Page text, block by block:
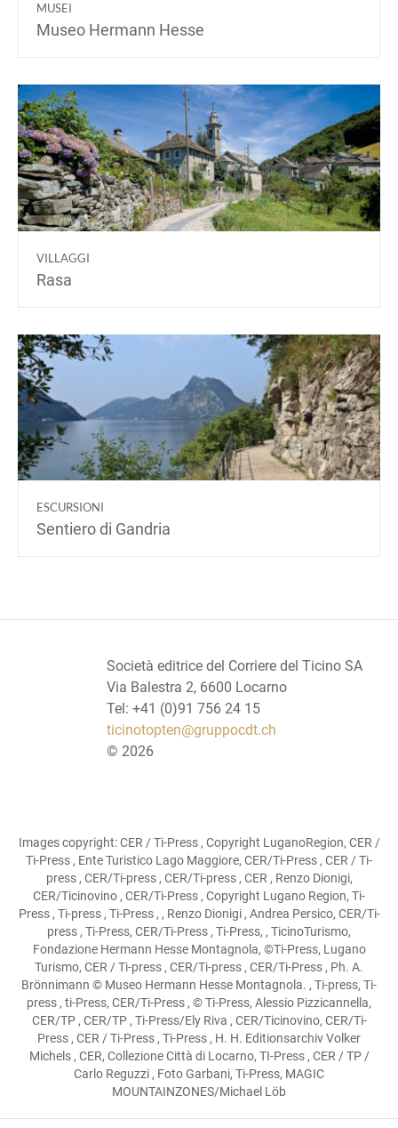
MUSEI
Museo Hermann Hesse
VILLAGGI
Rasa
ESCURSIONI
Sentiero di Gandria
Società editrice del Corriere del Ticino SA
Via Balestra 2, 6600 Locarno
Tel: +41 (0)91 756 24 15
ticinotopten@gruppocdt.ch
© 2026
Images copyright: CER / Ti-Press , Copyright LuganoRegion, CER /
Ti-Press , Ente Turistico Lago Maggiore, CER/Ti-Press , CER / Ti-
press , CER/Ti-press , CER/Ti-press , CER , Renzo Dionigi,
CER/Ticinovino , CER/Ti-Press , Copyright Lugano Region, Ti-
Press , Ti-press , Ti-Press , , Renzo Dionigi , Andrea Persico, CER/Ti-
press , Ti-Press, CER/Ti-Press , Ti-Press, , TicinoTurismo,
Fondazione Hermann Hesse Montagnola, ©Ti-Press, Lugano
Turismo, CER / Ti-press , CER/Ti-press , CER/Ti-Press , Ph. A.
Brönnimann © Museo Hermann Hesse Montagnola. , Ti-press, Ti-
press , ti-Press, CER/Ti-Press , © Ti-Press, Alessio Pizzicannella,
CER/TP , CER/TP , Ti-Press/Ely Riva , CER/Ticinovino, CER/Ti-
Press , CER / Ti-Press , Ti-Press , H. H. Editionsarchiv Volker
Michels , CER, Collezione Città di Locarno, TI-Press , CER / TP /
Carlo Reguzzi , Foto Garbani, Ti-Press, MAGIC
MOUNTAINZONES/Michael Löb